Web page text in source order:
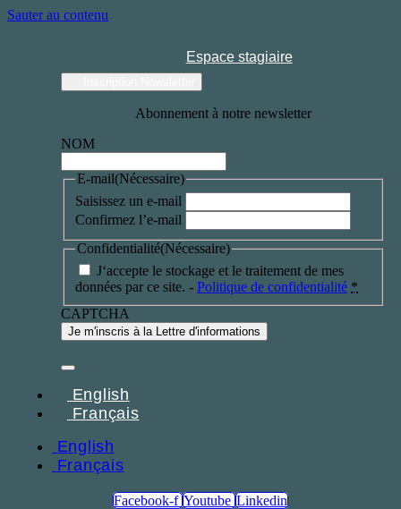
Sauter au contenu
Espace stagiaire
Abonnement à notre newsletter
NOM
E-mail(Nécessaire)
Saisissez un e-mail
Confirmez l’e-mail
Confidentialité(Nécessaire)
J‘accepte le stockage et le traitement de mes
données par ce site. - Politique de confidentialité *
CAPTCHA
English
Français
English
Français
Facebook-f Youtube Linkedin